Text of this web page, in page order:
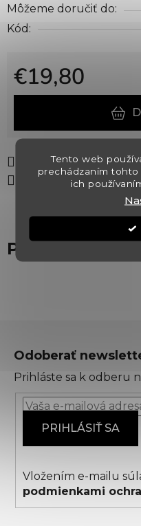
Tento web
prechádzaním
ich
Môžeme doručiť do:
Kód:
€19,80
Jednotková cena:
Opýtať sa
Zdieľať
Popis
Odoberať
Prihláste sa k odberu
PRIHLÁSIŤ SA
Vložením e-mailu
podmienkami